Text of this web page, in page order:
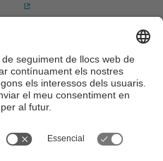
UPCshop, marxandatge
Sala de premsa
Seguretat i salut
Autoprotecció i emergències